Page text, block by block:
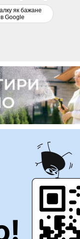
як бажане
Google